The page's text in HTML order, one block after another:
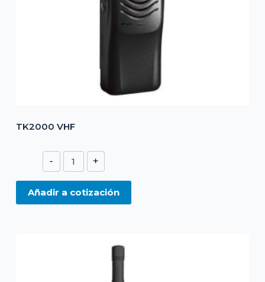
TK2000 VHF
-
TK2000
VHF
+
Añadir a cotización